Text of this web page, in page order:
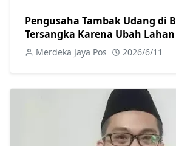
Pengusaha Tambak Udang di
Tersangka Karena Ubah
Secara Ilegal
Merdeka Jaya Pos 2026/6/11